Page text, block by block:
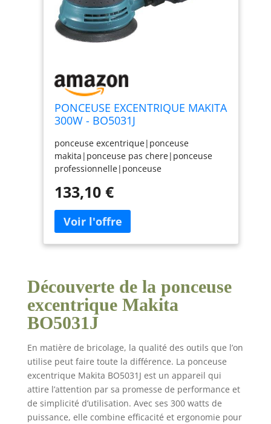
PONCEUSE EXCENTRIQUE MAKITA
300W - BO5031J
ponceuse excentrique|ponceuse
makita|ponceuse pas chere|ponceuse
professionnelle|ponceuse
atelier|ponceuse 125 mm|promo
maniable|BO5031J|BO5031
133,10 €
Découverte de la ponceuse
excentrique Makita
BO5031J
En matière de bricolage, la qualité des outils que l’on
utilise peut faire toute la différence. La ponceuse
excentrique Makita BO5031J est un appareil qui
attire l’attention par sa promesse de performance et
de simplicité d’utilisation. Avec ses 300 watts de
puissance, elle combine efficacité et ergonomie pour